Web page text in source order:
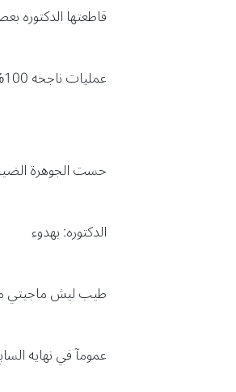
قاطعتها الدكتوره
عمليات ناجحه 100% والعمليه اللي اشك فيه مستحيل اسويها وهذي الحاله خطر لجنين مرره كبير في نهاية الخامس ؟؟؟؟؟!!!!!!!
حست الجوهرة
الدكتوره: بهدوء
طيب ليش ماجيتي
عمومآ في نهايه